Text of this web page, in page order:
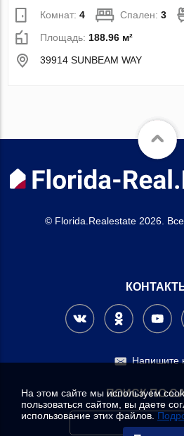
Комнат:4 Спален:3
Площадь:188.96 м²
39914 SUNBEAM WAY
© Florida.Realestate 2026.
Напишите
ПОИСК ПО
На этом сайте мы используем
пользоваться сайтом, вы даете
использование этих файлов.